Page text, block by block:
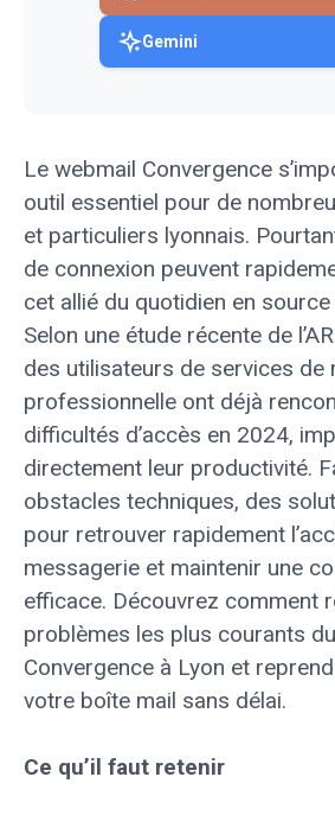
Gemini
Le webmail Convergence
outil essentiel pour de
et particuliers lyonnais.
de connexion peuvent
cet allié du quotidien en
Selon une étude récente de
des utilisateurs de services de
professionnelle ont déjà
difficultés d’accès en 2024,
directement leur productivité.
obstacles techniques, des
pour retrouver rapidement
messagerie et maintenir une
efficace. Découvrez comment
problèmes les plus courants
Convergence à Lyon et
votre boîte mail sans délai.
Ce qu’il faut retenir